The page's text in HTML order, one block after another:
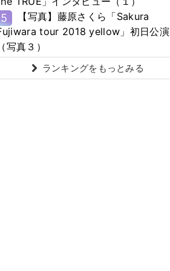
5
【写真】藤原さくら「Sakura
tour 2018 yellow」初日公演
（写真３）
ランキングをもっとみる